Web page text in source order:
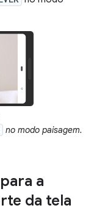
no modo paisagem.
a
da tela